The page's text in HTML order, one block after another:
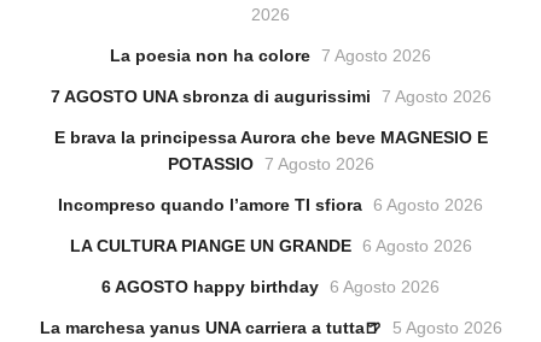
2026
La poesia non ha colore 7 Agosto 2026
7 AGOSTO UNA sbronza di augurissimi 7 Agosto 2026
E brava la principessa Aurora che beve MAGNESIO E
POTASSIO 7 Agosto 2026
Incompreso quando l’amore TI sfiora 6 Agosto 2026
LA CULTURA PIANGE UN GRANDE 6 Agosto 2026
6 AGOSTO happy birthday 6 Agosto 2026
La marchesa yanus UNA carriera a tutta🍺 5 Agosto 2026